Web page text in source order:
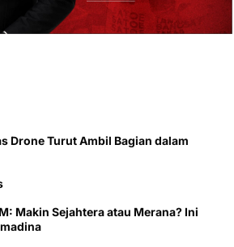
Drone Turut Ambil Bagian dalam
Makin Sejahtera atau Merana? Ini